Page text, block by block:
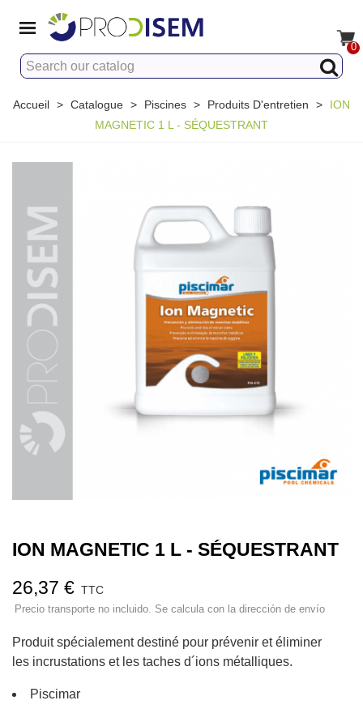
0
Accueil > Catalogue > Piscines > Produits D'entretien >
ION
MAGNETIC 1 L - SÉQUESTRANT
ION MAGNETIC 1 L - SÉQUESTRANT
26,37 € TTC
Precio transporte no incluido. Se calcula con la dirección de envío
Produit spécialement destiné pour prévenir et éliminer
les incrustations et les taches d´ions métalliques.
Piscimar